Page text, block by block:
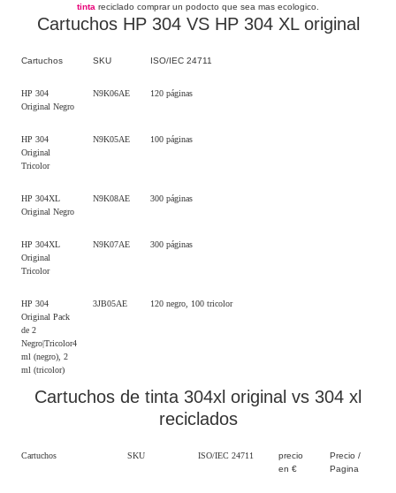
tinta reciclado comprar un podocto que sea mas ecologico.
Cartuchos HP 304 VS HP 304 XL original
Cartuchos SKU ISO/IEC 24711
HP 304
Original Negro
N9K06AE 120 páginas
HP 304
Original
Tricolor
N9K05AE 100 páginas
HP 304XL
Original Negro
N9K08AE 300 páginas
HP 304XL
Original
Tricolor
N9K07AE 300 páginas
HP 304
Original Pack
de 2
Negro|Tricolor4
ml (negro), 2
ml (tricolor)
3JB05AE 120 negro, 100 tricolor
Cartuchos de tinta 304xl original vs 304 xl
reciclados
Cartuchos SKU ISO/IEC 24711
precio
en €
Precio /
Pagina